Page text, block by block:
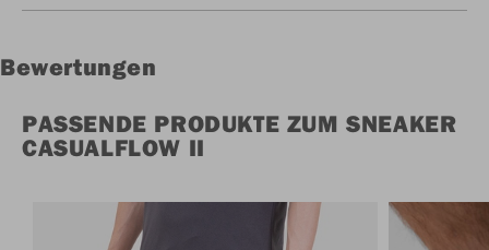
Bewertungen
PASSENDE PRODUKTE ZUM SNEAKER
CASUALFLOW II